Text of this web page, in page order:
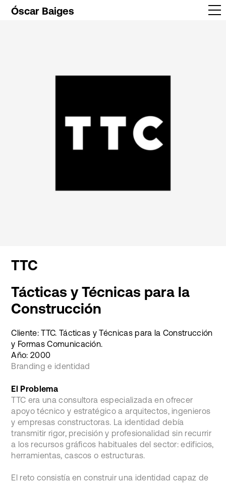
Óscar Baiges
TTC
Tácticas y Técnicas para la
Construcción
Cliente: TTC. Tácticas y Técnicas para la Construcción
y Formas Comunicación.
Año: 2000
Branding e identidad
El Problema
TTC era una consultora especializada en ofrecer
apoyo técnico y estratégico a arquitectos, ingenieros
y empresas constructoras. La identidad debía
transmitir rigor, precisión y profesionalidad sin recurrir
a los recursos gráficos habituales del sector: edificios,
herramientas, cascos o estructuras.
El reto consistía en construir una identidad capaz de